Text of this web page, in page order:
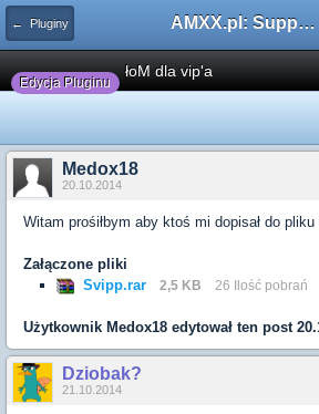
← Pluginy AMXX.pl: Support AMX Mod X i SourceMod
Edycja Pluginu
łoM dla vip'a
Medox18
20.10.2014
Witam prośiłbym aby ktoś mi dopisał do
Załączone pliki
Svipp.rar
2,5 KB 26 Ilość pobrań
Użytkownik Medox18 edytował ten post
Dziobak?
21.10.2014